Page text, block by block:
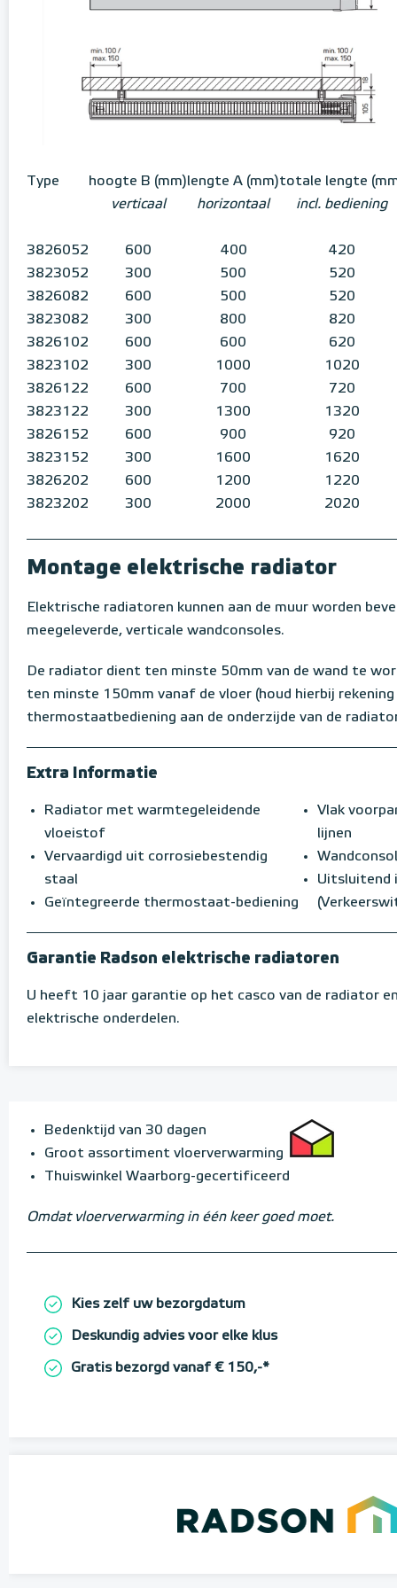
Type hoogte B (mm)lengte A (mm)totale lengte
verticaal
horizontaal incl. bediening
3826052 600 400
420
3823052
300 500
520
3826082
600 500
520
3823082
300 800
820
3826102
600 600
620
3823102
300 1000
1020
3826122
600 700
720
3823122
300 1300
1320
3826152
600 900
920
3823152
300 1600
1620
3826202
600 1200
1220
3823202
300 2000 2020
Montage elektrische radiator
Elektrische radiatoren kunnen aan de muur worden
meegeleverde, verticale wandconsoles.
De radiator dient ten minste 50mm van de wand te
ten minste 150mm vanaf de vloer (houd hierbij
thermostaatbediening aan de onderzijde van de
Extra Informatie
Radiator met warmtegeleidende
vloeistof
Vervaardigd uit corrosiebestendig
staal
Geïntegreerde thermostaat-bediening
Vlak
lijnen
Uitsluitend
Garantie Radson elektrische radiatoren
U heeft 10 jaar garantie op het casco van de radiator
elektrische onderdelen.
Bedenktijd van 30 dagen
Groot assortiment vloerverwarming
Thuiswinkel Waarborg-gecertificeerd
Omdat vloerverwarming in één keer goed moet.
Kies zelf uw bezorgdatum
Deskundig advies voor elke klus
Gratis bezorgd vanaf € 150,-*